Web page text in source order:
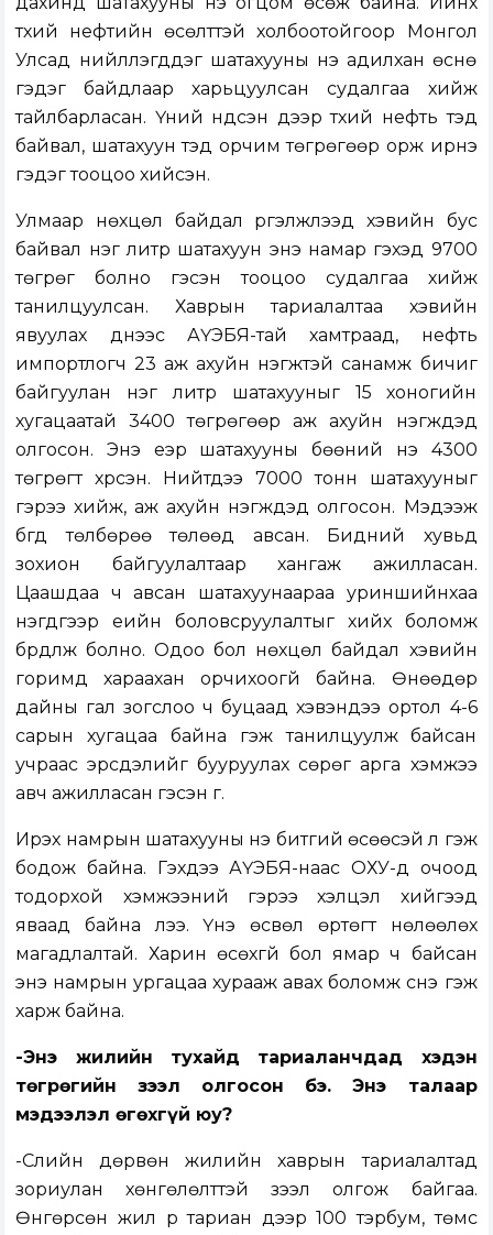
түүхий нефтийн өсөлттэй холбоотойгоор Монгол
Улсад нийлүүлэгддэг шатахууны үнэ адилхан өснө
гэдэг байдлаар харьцуулсан судалгаа хийж
тайлбарласан. Үүний үндсэн дээр түүхий нефть тэд
байвал, шатахуун тэд орчим төгрөгөөр орж ирнэ
гэдэг тооцоо хийсэн.
Улмаар нөхцөл байдал үргэлжлээд хэвийн бус
байвал нэг литр шатахуун энэ намар гэхэд 9700
төгрөг болно гэсэн тооцоо судалгаа хийж
танилцуулсан. Хаврын тариалалтаа хэвийн
явуулах үүднээс АҮЭБЯ-тай хамтраад, нефть
импортлогч 23 аж ахуйн нэгжтэй санамж бичиг
байгуулан нэг литр шатахууныг 15 хоногийн
хугацаатай 3400 төгрөгөөр аж ахуйн нэгжүүдэд
олгосон. Энэ үеэр шатахууны бөөний үнэ 4300
төгрөгт хүрсэн. Нийтдээ 7000 тонн шатахууныг
гэрээ хийж, аж ахуйн нэгжүүдэд олгосон. Мэдээж
бүгд төлбөрөө төлөөд авсан. Бидний хувьд
зохион байгуулалтаар хангаж ажилласан.
Цаашдаа ч авсан шатахуунаараа уриншийнхаа
нэгдүгээр үеийн боловсруулалтыг хийх боломж
бүрдүүлж болно. Одоо бол нөхцөл байдал хэвийн
горимд хараахан орчихоогүй байна. Өнөөдөр
дайны гал зогслоо ч буцаад хэвэндээ ортол 4-6
сарын хугацаа байна гэж танилцуулж байсан
учраас эрсдэлийг бууруулах сөрөг арга хэмжээ
авч ажилласан гэсэн үг.
Ирэх намрын шатахууны үнэ битгий өсөөсэй л гэж
бодож байна. Гэхдээ АҮЭБЯ-наас ОХУ-д очоод
тодорхой хэмжээний гэрээ хэлцэл хийгээд
яваад байна лээ. Үнэ өсвөл өртөгт нөлөөлөх
магадлалтай. Харин өсөхгүй бол ямар ч байсан
энэ намрын ургацаа хурааж авах боломж үүснэ гэж
харж байна.
-Энэ жилийн тухайд тариаланчдад хэдэн
төгрөгийн зээл олгосон бэ. Энэ талаар
мэдээлэл өгөхгүй юу?
-Сүүлийн дөрвөн жилийн хаврын тариалалтад
зориулан хөнгөлөлттэй зээл олгож байгаа.
Өнгөрсөн жил үр тариан дээр 100 тэрбум, төмс